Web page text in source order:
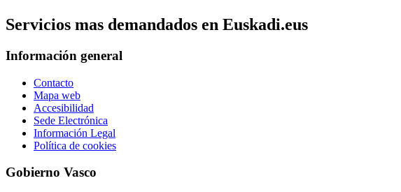
Servicios mas demandados en Euskadi.eus
Información general
Contacto
Mapa web
Accesibilidad
Sede Electrónica
Información Legal
Política de cookies
Gobierno Vasco